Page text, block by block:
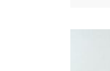
EL